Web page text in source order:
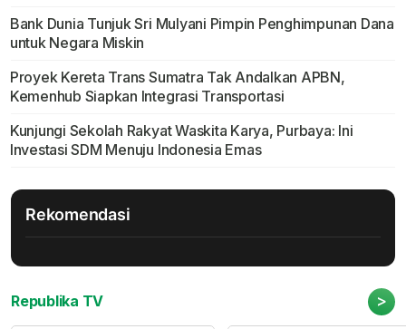
Bank Dunia Tunjuk Sri Mulyani Pimpin Penghimpunan Dana
untuk Negara Miskin
Proyek Kereta Trans Sumatra Tak Andalkan APBN,
Kemenhub Siapkan Integrasi Transportasi
Kunjungi Sekolah Rakyat Waskita Karya, Purbaya: Ini
Investasi SDM Menuju Indonesia Emas
Rekomendasi
Republika TV >